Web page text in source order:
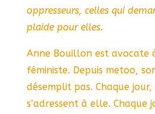
oppresseurs, celles qui
plaide pour elles.
Anne Bouillon est avocate
féministe. Depuis metoo,
désemplit pas. Chaque jour,
s’adressent à elle. Chaque